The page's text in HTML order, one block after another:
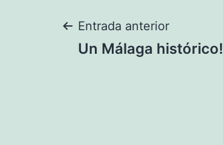
Navegación
Entrada anterior
Un Málaga histórico!